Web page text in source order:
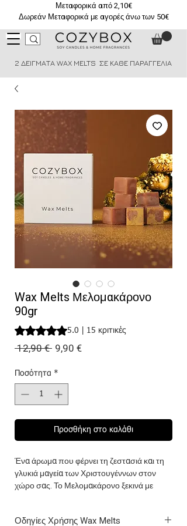
Μεταφορικά από 2,10€
Δωρεάν Μεταφορικά με αγορές άνω των 50€
2 ΔΕΙΓΜΑΤΑ WAX MELTS ΣΕ ΚΑΘΕ ΠΑΡΑΓΓΕΛΙΑ
Wax Melts Μελομακάρονο
90gr
Rating is 5.0 out of five stars based on 15
5.0 | 15 κριτικές
12,90 € Κανονική
9,90 €Τιμή
Ποσότητα *
Προσθήκη στο καλάθι
Ένα άρωμα που φέρνει τη ζεστασιά και τη
γλυκιά μαγεία των Χριστουγέννων στον
χώρο σας. Το Μελομακάρονο ξεκινά με
κανέλα και ολοκληρώνεται σε αισθησιακές
Οδηγίες Χρήσης Wax Melts